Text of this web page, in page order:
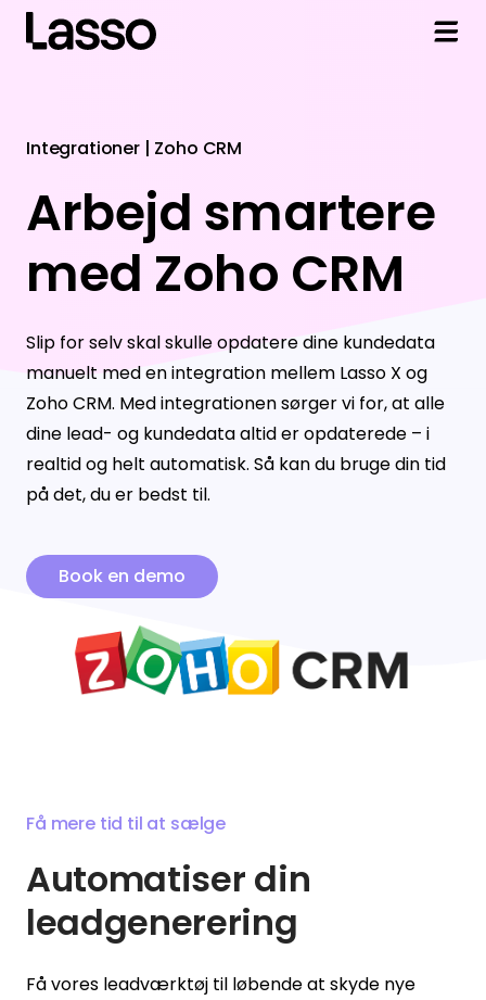
Sales
Markedsdata
Finans
Data API
Live Nummer
Se alle værktøjer
Integrationer
Adversus
Dynamics 365
Pipedrive
Salesforce
Enreach Outbound
webCRM
SuperOffice
Se alle værktøjer
Viden og Hjælp
Artikler
Kundecases
Helpdesk
Teknisk support
Datakilder
Om Lasso
Mød kunderne
Partnere
Kontakt os
Integrationer | Zoho CRM
Arbejd smartere
med Zoho CRM
Slip for selv skal skulle opdatere dine kundedata
manuelt med en integration mellem Lasso X og
Zoho CRM. Med integrationen sørger vi for, at alle
dine lead- og kundedata altid er opdaterede – i
realtid og helt automatisk. Så kan du bruge din tid
på det, du er bedst til.
Book en demo
Få mere tid til at sælge
Automatiser din
leadgenerering
Få vores leadværktøj til løbende at skyde nye